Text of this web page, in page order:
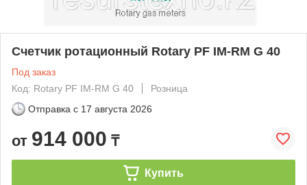
Счетчик ротационный Rotary PF IM-RM G 40
Под заказ
Код: Rotary PF IM-RM G 40
Розница
Отправка с 17 августа 2026
от 914 000 ₸
Купить